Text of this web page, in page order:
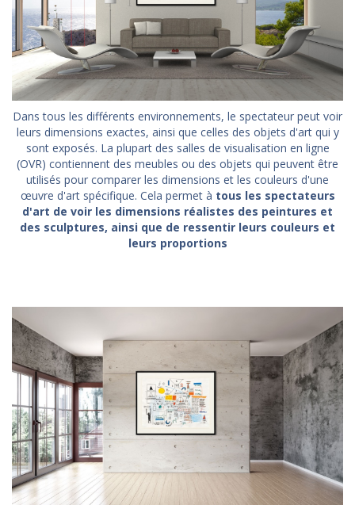
Dans tous les différents environnements, le spectateur peut voir
leurs dimensions exactes, ainsi que celles des objets d'art qui y
sont exposés. La plupart des salles de visualisation en ligne
(OVR) contiennent des meubles ou des objets qui peuvent être
utilisés pour comparer les dimensions et les couleurs d'une
œuvre d'art spécifique. Cela permet à tous les spectateurs
d'art de voir les dimensions réalistes des peintures et
des sculptures, ainsi que de ressentir leurs couleurs et
leurs proportions